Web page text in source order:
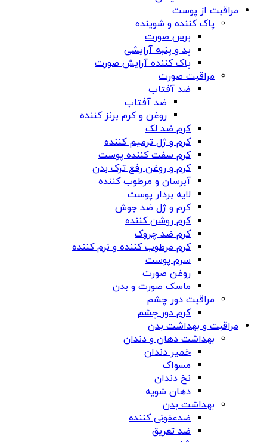
مراقبت از پوست
پاک کننده و شوینده
برس صورت
پد و پنبه آرایشی
پاک کننده آرایش صورت
مراقبت صورت
ضد آفتاب
ضد آفتاب
روغن و کرم برنز کننده
کرم ضد لک
کرم و ژل ترمیم کننده
کرم سفت کننده پوست
کرم و روغن رفع ترک بدن
آبرسان و مرطوب کننده
لایه بردار پوست
کرم و ژل ضد جوش
کرم روشن کننده
کرم ضد چروک
کرم مرطوب کننده و نرم کننده
سرم پوست
روغن صورت
ماسک صورت و بدن
مراقبت دور چشم
کرم دور چشم
مراقبت و بهداشت بدن
بهداشت دهان و دندان
خمیر دندان
مسواک
نخ دندان
دهان شویه
بهداشت بدن
ضدعفونی کننده
ضد تعریق